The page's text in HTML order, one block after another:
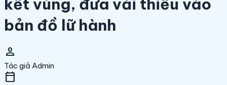
kết vùng, đưa vải thiều vào
bản đồ lữ hành
person
Tác giả Admin
calendar_today